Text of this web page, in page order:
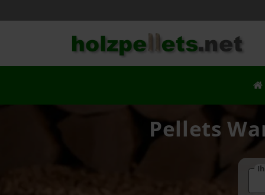
Pellets